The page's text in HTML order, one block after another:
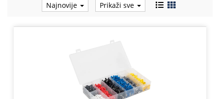
Kućna
Najnovije
Prikaži sve